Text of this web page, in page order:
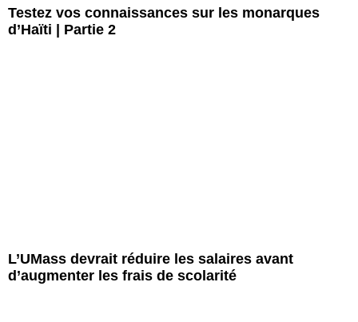
Testez vos connaissances sur les monarques
d’Haïti | Partie 2
L’UMass devrait réduire les salaires avant
d’augmenter les frais de scolarité